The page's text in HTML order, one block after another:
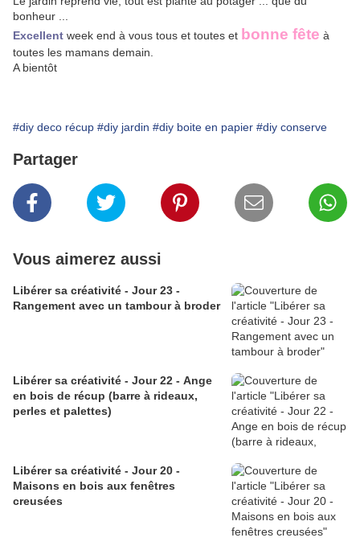
bonheur ...
Excellent week end à vous tous et toutes et bonne fête à
toutes les mamans demain.
A bientôt
#diy deco récup #diy jardin #diy boite en papier #diy conserve
Partager
Vous aimerez aussi
Libérer sa créativité - Jour 23 -
Rangement avec un tambour à broder
Libérer sa créativité - Jour 22 - Ange
en bois de récup (barre à rideaux,
perles et palettes)
Libérer sa créativité - Jour 20 -
Maisons en bois aux fenêtres
creusées